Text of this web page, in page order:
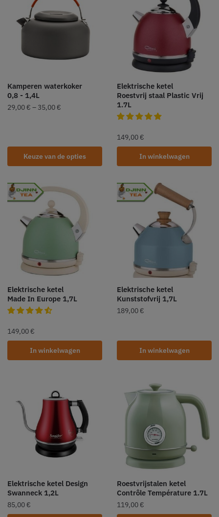
Kamperen waterkoker
0,8 - 1,4L
29,00 € – 35,00 €
Keuze van de opties
Elektrische ketel
Roestvrij staal Plastic Vrij
1.7L
149,00 €
In winkelwagen
Elektrische ketel
Made In Europe 1,7L
149,00 €
In winkelwagen
Elektrische ketel
Kunststofvrij 1,7L
189,00 €
In winkelwagen
Elektrische ketel Design
Swanneck 1,2L
85,00 €
Roestvrijstalen ketel
Contrôle Température 1.7L
119,00 €